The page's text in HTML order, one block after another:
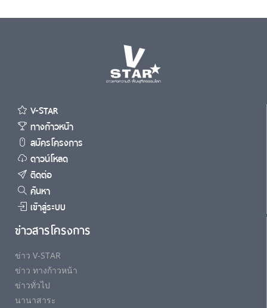
V-STAR
ทางก้าวหน้า
สมัครโครงการ
ดาวน์โหลด
ติดต่อ
ค้นหา
เข้าสู่ระบบ
ข่าวสารโครงการ
ข่าว V-STAR
ข่าว ทางก้าวหน้า
ข่าวทั่วไป
นานาสาระ